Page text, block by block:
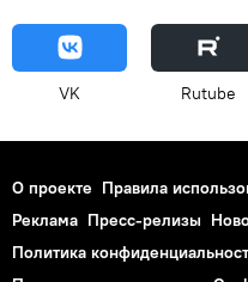
VK Rutube
О проекте Правила
Реклама Пресс-релизы
Политика